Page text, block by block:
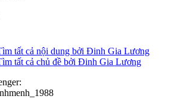
tất cả nội dung bởi Đinh Gia Lương
tất cả chủ đề bởi Đinh Gia Lương